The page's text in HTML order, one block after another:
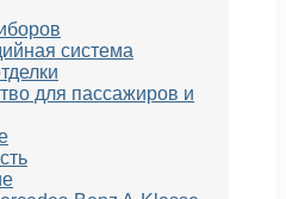
система
для пассажиров и